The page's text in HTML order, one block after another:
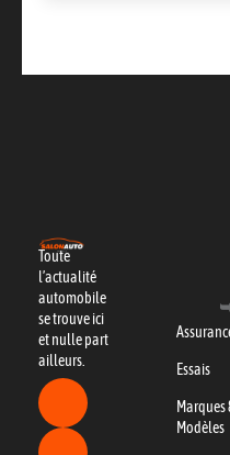
Toute
l’actualité
automobile
se trouve ici
et nulle part
ailleurs.
Essais
Marques
Modèles